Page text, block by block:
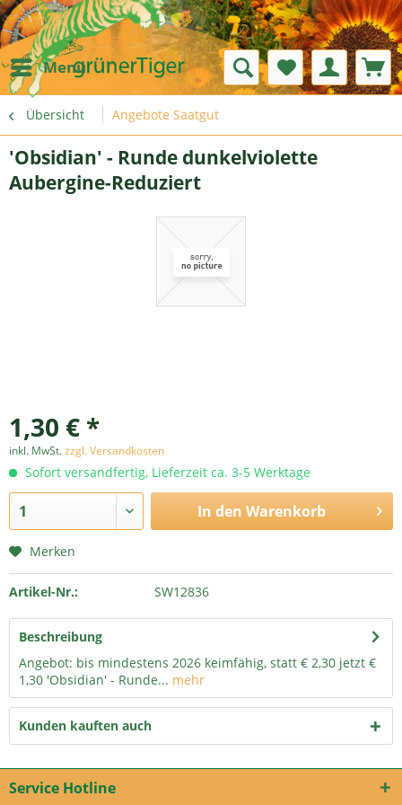
Menü
Übersicht Angebote Saatgut
'Obsidian' - Runde dunkelviolette
Aubergine-Reduziert
1,30 € *
inkl. MwSt.zzgl. Versandkosten
Sofort versandfertig, Lieferzeit ca. 3-5 Werktage
In den Warenkorb
Merken
Artikel-Nr.: SW12836
Beschreibung
Angebot: bis mindestens 2026 keimfähig, statt € 2,30 jetzt €
1,30 'Obsidian' - Runde... mehr
Kunden kauften auch
Service Hotline